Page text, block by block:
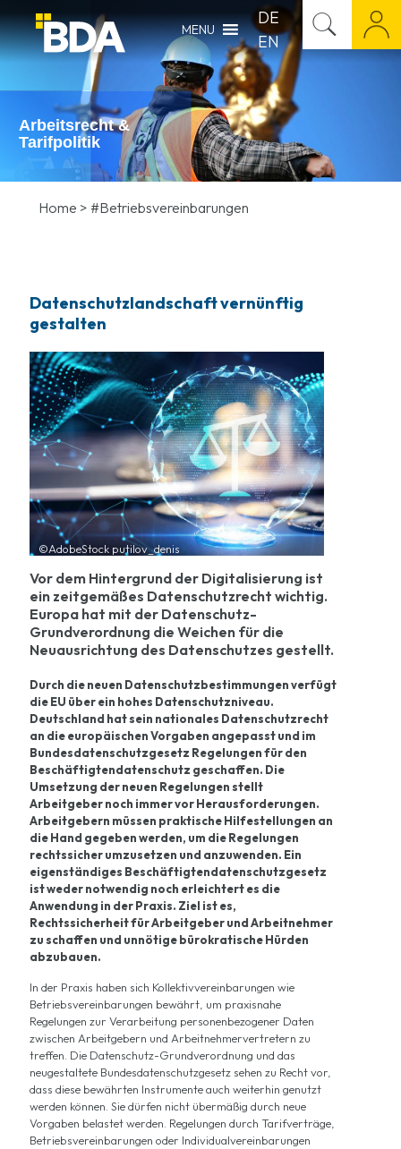
MENU
DE
EN
Arbeitsrecht &
Tarifpolitik
Home > #Betriebsvereinbarungen
Datenschutzlandschaft vernünftig
gestalten
©AdobeStock putilov_denis
Vor dem Hintergrund der Digitalisierung ist
ein zeitgemäßes Datenschutzrecht wichtig.
Europa hat mit der Datenschutz-
Grundverordnung die Weichen für die
Neuausrichtung des Datenschutzes gestellt.
Durch die neuen Datenschutzbestimmungen verfügt
die EU über ein hohes Datenschutzniveau.
Deutschland hat sein nationales Datenschutzrecht
an die europäischen Vorgaben angepasst und im
Bundesdatenschutzgesetz Regelungen für den
Beschäftigtendatenschutz geschaffen. Die
Umsetzung der neuen Regelungen stellt
Arbeitgeber noch immer vor Herausforderungen.
Arbeitgebern müssen praktische Hilfestellungen an
die Hand gegeben werden, um die Regelungen
rechtssicher umzusetzen und anzuwenden. Ein
eigenständiges Beschäftigtendatenschutzgesetz
ist weder notwendig noch erleichtert es die
Anwendung in der Praxis. Ziel ist es,
Rechtssicherheit für Arbeitgeber und Arbeitnehmer
zu schaffen und unnötige bürokratische Hürden
abzubauen.
In der Praxis haben sich Kollektivvereinbarungen wie
Betriebsvereinbarungen bewährt, um praxisnahe
Regelungen zur Verarbeitung personenbezogener Daten
zwischen Arbeitgebern und Arbeitnehmervertretern zu
treffen. Die Datenschutz-Grundverordnung und das
neugestaltete Bundesdatenschutzgesetz sehen zu Recht vor,
dass diese bewährten Instrumente auch weiterhin genutzt
werden können. Sie dürfen nicht übermäßig durch neue
Vorgaben belastet werden. Regelungen durch Tarifverträge,
Betriebsvereinbarungen oder Individualvereinbarungen